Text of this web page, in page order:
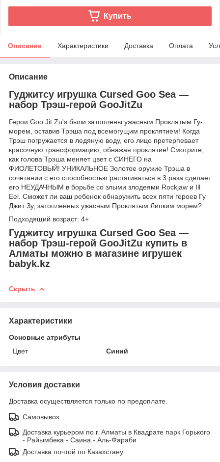
Купить
Описание Характеристики Доставка Оплата
Описание
Гуджитсу игрушка Cursed Goo Sea —
набор Трэш-герой GooJitZu
Герои Goo Jit Zu's были затоплены ужасным Проклятым Гу-
морем, оставив Трэша под всемогущим проклятием! Когда
Трэш погружается в ледяную воду, его лицо претерпевает
красочную трансформацию, обнажая проклятие! Смотрите,
как голова Трэша меняет цвет с СИНЕГО на
ФИОЛЕТОВЫЙ! УНИКАЛЬНОЕ Золотое оружие Трэша в
сочетании с его способностью растягиваться в 3 раза сделает
его НЕУДАЧНЫМ в борьбе со злыми злодеями Rockjaw и Ill
Eel. Сможет ли ваш ребенок обнаружить всех пяти героев Гу
Джит Зу, затопленных ужасным Проклятым Липким морем?
Подходящий возраст: 4+
Гуджитсу игрушка Cursed Goo Sea —
набор Трэш-герой GooJitZu купить в
Алматы можно в магазине игрушек
babyk.kz
Скрыть
Характеристики
Основные атрибуты
Цвет
Синий
Условия доставки
Доставка осуществляется только по предоплате.
Самовывоз
Доставка курьером по г. Алматы в Квадрате парк Горького
- Райымбека - Саина - Аль-Фараби
Доставка почтой по Казахстану